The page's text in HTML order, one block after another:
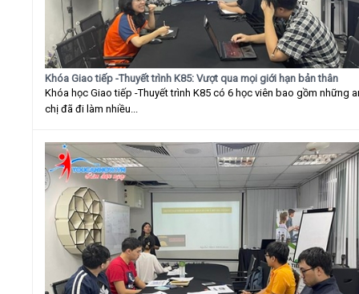
Khóa Giao tiếp -Thuyết trình K85: Vượt qua mọi giới hạn bản thân
Khóa học Giao tiếp -Thuyết trình K85 có 6 học viên bao gồm những
chị đã đi làm nhiều...